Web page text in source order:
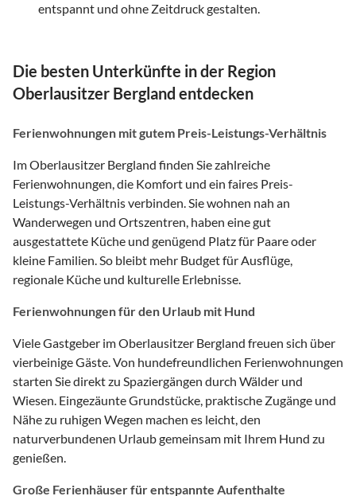
entspannt und ohne Zeitdruck gestalten.
Die besten Unterkünfte in der Region
Oberlausitzer Bergland entdecken
Ferienwohnungen mit gutem Preis-Leistungs-Verhältnis
Im Oberlausitzer Bergland finden Sie zahlreiche
Ferienwohnungen, die Komfort und ein faires Preis-
Leistungs-Verhältnis verbinden. Sie wohnen nah an
Wanderwegen und Ortszentren, haben eine gut
ausgestattete Küche und genügend Platz für Paare oder
kleine Familien. So bleibt mehr Budget für Ausflüge,
regionale Küche und kulturelle Erlebnisse.
Ferienwohnungen für den Urlaub mit Hund
Viele Gastgeber im Oberlausitzer Bergland freuen sich über
vierbeinige Gäste. Von hundefreundlichen Ferienwohnungen
starten Sie direkt zu Spaziergängen durch Wälder und
Wiesen. Eingezäunte Grundstücke, praktische Zugänge und
Nähe zu ruhigen Wegen machen es leicht, den
naturverbundenen Urlaub gemeinsam mit Ihrem Hund zu
genießen.
Große Ferienhäuser für entspannte Aufenthalte